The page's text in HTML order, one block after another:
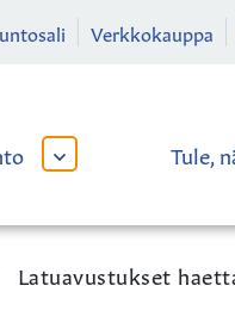
Verkkokauppa
AVAA
ALAVALIKKO
Tule,
Latuavustukset